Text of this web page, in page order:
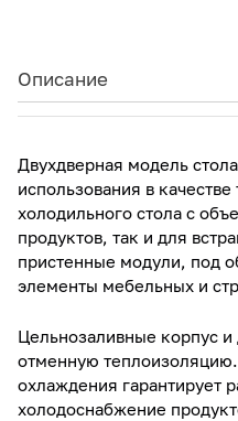
Описание
Двухдверная модель
использования в
холодильного стола с
продуктов, так и для
пристенные модули, под
элементы мебельных и
Цельнозаливные корпус
отменную
охлаждения гарантирует
холодоснабжение